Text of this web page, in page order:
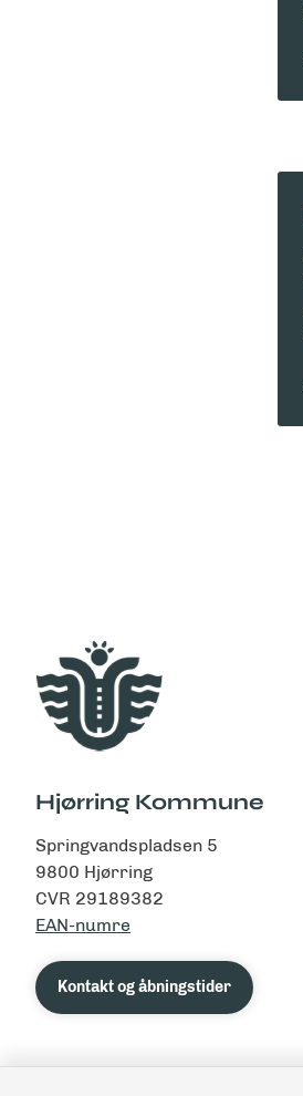
Hjørring Kommune
Springvandspladsen 5
9800 Hjørring
CVR 29189382
EAN-numre
Kontakt og åbningstider